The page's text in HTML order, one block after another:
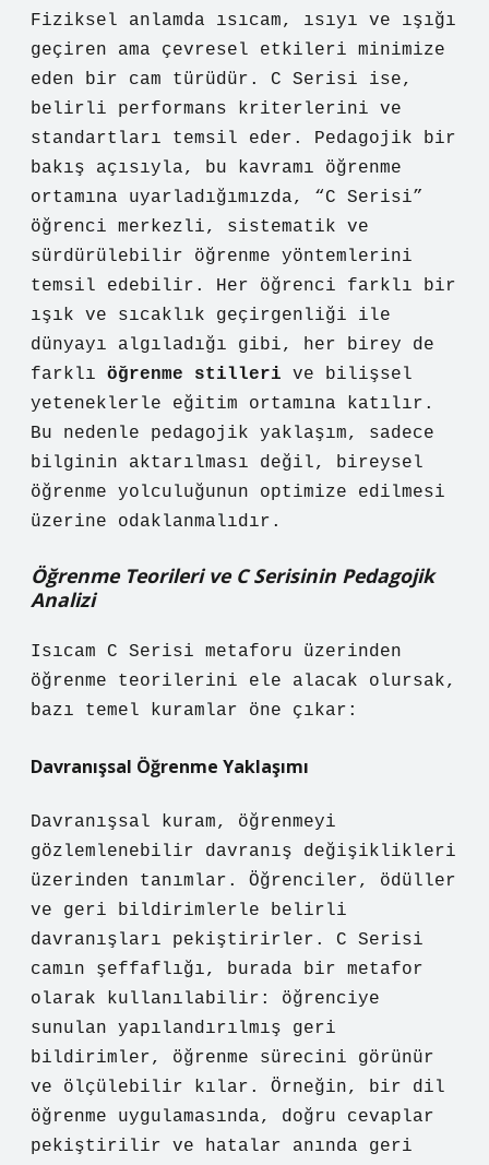
Fiziksel anlamda ısıcam, ısıyı ve ışığı
geçiren ama çevresel etkileri minimize
eden bir cam türüdür. C Serisi ise,
belirli performans kriterlerini ve
standartları temsil eder. Pedagojik bir
bakış açısıyla, bu kavramı öğrenme
ortamına uyarladığımızda, “C Serisi”
öğrenci merkezli, sistematik ve
sürdürülebilir öğrenme yöntemlerini
temsil edebilir. Her öğrenci farklı bir
ışık ve sıcaklık geçirgenliği ile
dünyayı algıladığı gibi, her birey de
farklı öğrenme stilleri ve bilişsel
yeteneklerle eğitim ortamına katılır.
Bu nedenle pedagojik yaklaşım, sadece
bilginin aktarılması değil, bireysel
öğrenme yolculuğunun optimize edilmesi
üzerine odaklanmalıdır.
Öğrenme Teorileri ve C Serisinin Pedagojik
Analizi
Isıcam C Serisi metaforu üzerinden
öğrenme teorilerini ele alacak olursak,
bazı temel kuramlar öne çıkar:
Davranışsal Öğrenme Yaklaşımı
Davranışsal kuram, öğrenmeyi
gözlemlenebilir davranış değişiklikleri
üzerinden tanımlar. Öğrenciler, ödüller
ve geri bildirimlerle belirli
davranışları pekiştirirler. C Serisi
camın şeffaflığı, burada bir metafor
olarak kullanılabilir: öğrenciye
sunulan yapılandırılmış geri
bildirimler, öğrenme sürecini görünür
ve ölçülebilir kılar. Örneğin, bir dil
öğrenme uygulamasında, doğru cevaplar
pekiştirilir ve hatalar anında geri